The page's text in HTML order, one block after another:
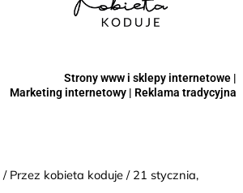
Strony www i sklepy internetowe |
Marketing internetowy | Reklama tradycyjna
/ Przez kobieta koduje / 21 stycznia,